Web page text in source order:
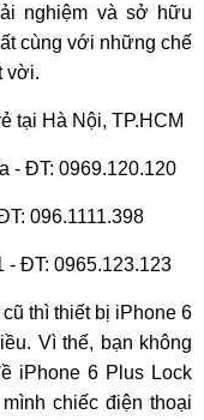
nghiệm và sở hữu
cùng với những chế
vời.
tại Hà Nội, TP.HCM
- ĐT: 0969.120.120
096.1111.398
- ĐT: 0965.123.123
thì thiết bị iPhone 6
Vì thế, bạn không
iPhone 6 Plus Lock
chiếc điện thoại